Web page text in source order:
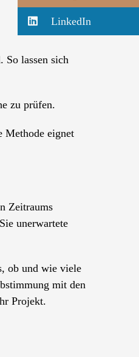
So lassen sich
zu prüfen.
Methode eignet
Zeitraums
unerwartete
ob und wie viele
mit den
Projekt.
LinkedIn